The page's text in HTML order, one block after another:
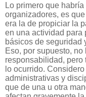
Lo primero que
organizadores, es
era la de propiciar la
en una actividad para
básicos de seguridad
Eso, por supuesto,
responsabilidad,
lo ocurrido.
administrativas y
que de una u otra